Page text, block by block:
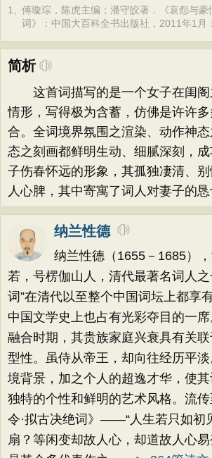
1、傅璇琮，陈虎主编；潘守皎著．《哀怨与豪
词》：中国大百科全书出版社，2011年1月
简析
这首词描写的是一个女子在闺阁
情形，写得极为含蓄，仿佛是许许
合。全词境界氛围之渲染、动作神
态之刻画都鲜明生动、细腻深刻，
子伤春怀远的形象，其孤独凄清、
人心脾，其中寄寓了词人对妻子的恳
纳兰性德
纳兰性德（1655－1685）
若，号楞伽山人，清代最著名词人之
词”在清代以至整个中国词坛上都享
中国文学史上也占有光彩夺目的一
融合时期，其贵族家庭兴衰具有关
型性。虽侍从帝王，却向往经历平
境背景，加之个人的超逸才华，使
独特的个性和鲜明的艺术风格。流
令·拟古决绝词》——“人生若只如初
扇？等闲变却故人心，却道故人心易